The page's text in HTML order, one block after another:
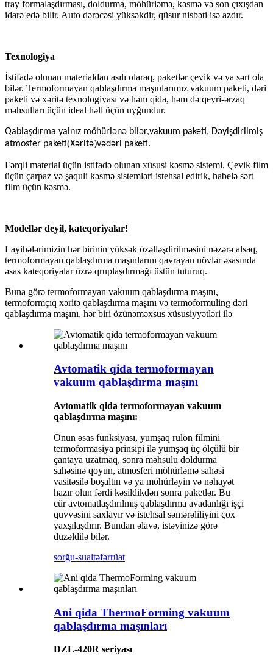
tray formalaşdırması, doldurma, möhürləmə, kəsmə və son çıxışdan
idarə edə bilir. Auto dərəcəsi yüksəkdir, qüsur nisbəti isə azdır.
Texnologiya
İstifadə olunan materialdan asılı olaraq, paketlər çevik və ya sərt ola
bilər. Termoformayan qablaşdırma maşınlarımız vakuum paketi, dəri
paketi və xəritə texnologiyası və həm qida, həm də qeyri-ərzaq
məhsulları üçün ideal həll üçün uyğundur.
Qablaşdırma yalnız möhürlənə bilər,vakuum paketi, Dəyişdirilmiş
atmosfer paketi(Xəritə)vədəri paketi.
Fərqli material üçün istifadə olunan xüsusi kəsmə sistemi. Çevik film
üçün çarpaz və şaquli kəsmə sistemləri istehsal edirik, habelə sərt
film üçün kəsmə.
Modellər deyil, kateqoriyalar!
Layihələrimizin hər birinin yüksək özəlləşdirilməsini nəzərə alsaq,
termoformayan qablaşdırma maşınlarını qavrayan növlər əsasında
əsas kateqoriyalar üzrə qruplaşdırmağı üstün tuturuq.
Buna görə termoformayan vakuum qablaşdırma maşını,
termoformçıq xəritə qablaşdırma maşını və termoformuling dəri
qablaşdırma maşını, hər biri özünəməxsus xüsusiyyətləri ilə
Avtomatik qida termoformayan
vakuum qablaşdırma maşını
Avtomatik qida termoformayan vakuum
qablaşdırma maşını:
Onun əsas funksiyası, yumşaq rulon filmini
termoformasiya prinsipi ilə yumşaq üç ölçülü bir
çantaya uzatmaq, sonra məhsulu doldurma
sahəsinə qoyun, atmosferi möhürləmə sahəsi
vasitəsilə boşaltın və ya möhürləyin və nəhayət
hazır olun fərdi kəsildikdən sonra paketlər. Bu
cür avtomatlaşdırılmış qablaşdırma avadanlığı işçi
qüvvəsini saxlayır və istehsal səmərəliliyini çox
yaxşılaşdırır. Bundan əlavə, istəyinizə görə
düzəldilə bilər.
sorğu-sualtəfərrüat
Ani qida ThermoForming vakuum
qablaşdırma maşınları
DZL-420R seriyası